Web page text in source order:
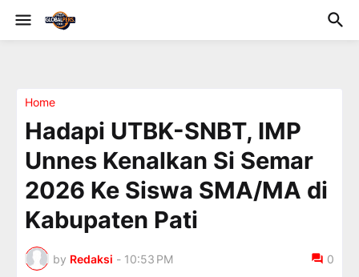
Home
Hadapi UTBK-SNBT, IMP
Unnes Kenalkan Si Semar
2026 Ke Siswa SMA/MA di
Kabupaten Pati
by Redaksi - 10:53 PM 0